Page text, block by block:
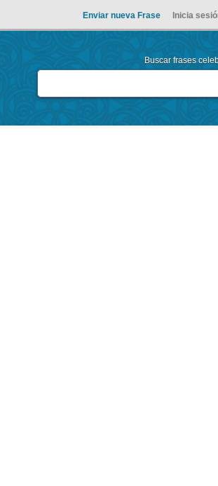
Enviar nueva Frase Inicia
Buscar frases